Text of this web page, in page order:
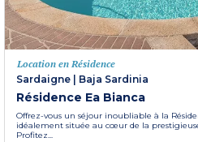
Location en Résidence
Sardaigne
Baja Sardinia
Résidence Ea Bianca
Offrez-vous un séjour inoubliable à la
idéalement située au cœur de la
Profitez...